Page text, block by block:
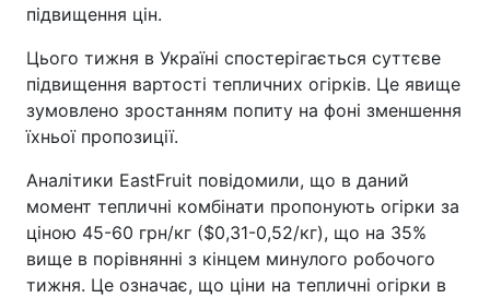
підвищення цін.
Цього тижня в Україні спостерігається суттєве
підвищення вартості тепличних огірків. Це явище
зумовлено зростанням попиту на фоні зменшення
їхньої пропозиції.
Аналітики EastFruit повідомили, що в даний
момент тепличні комбінати пропонують огірки за
ціною 45-60 грн/кг ($0,31-0,52/кг), що на 35%
вище в порівнянні з кінцем минулого робочого
тижня. Це означає, що ціни на тепличні огірки в